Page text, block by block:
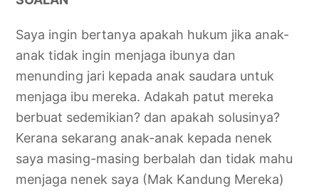
Saya ingin bertanya apakah hukum jika anak-
anak tidak ingin menjaga ibunya dan
menunding jari kepada anak saudara untuk
menjaga ibu mereka. Adakah patut mereka
berbuat sedemikian? dan apakah solusinya?
Kerana sekarang anak-anak kepada nenek
saya masing-masing berbalah dan tidak mahu
menjaga nenek saya (Mak Kandung Mereka)